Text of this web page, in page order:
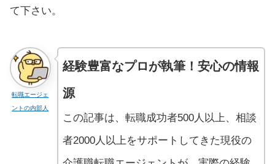
て下さい。
転職エージェ
ントの内部人
経験豊富なプロが執筆！安心の情報
源
この記事は、転職成功者500人以上、相談
者2000人以上をサポートしてきた現役の